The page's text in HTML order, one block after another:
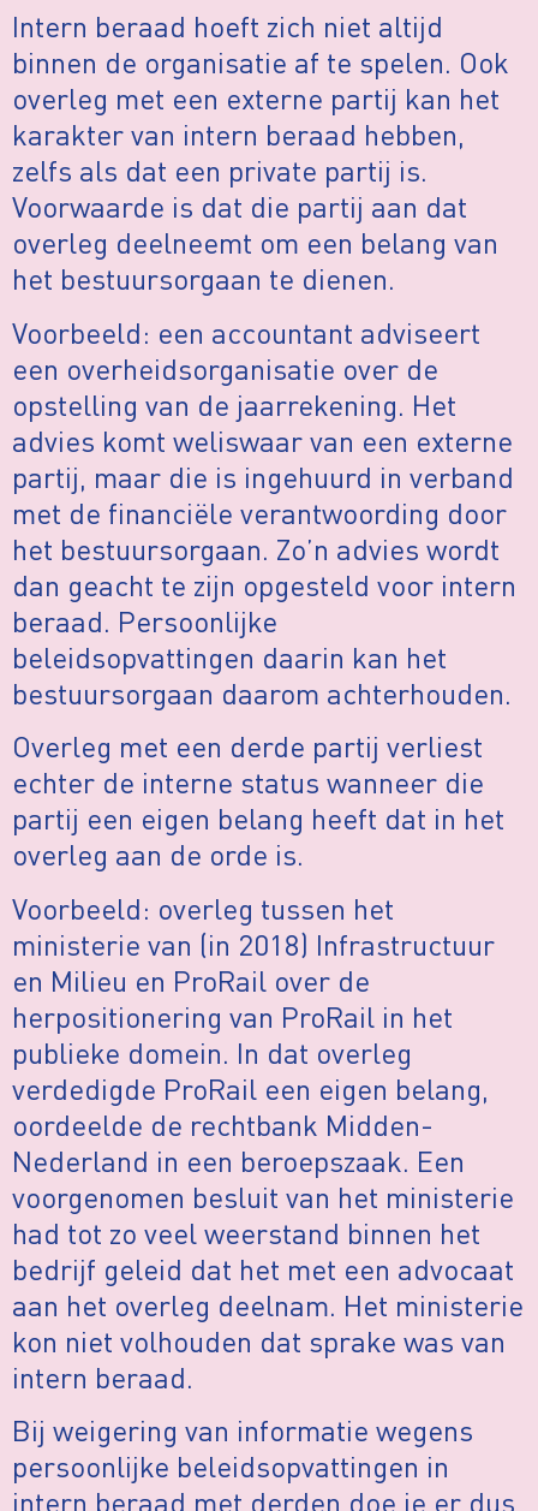
Intern beraad hoeft zich niet altijd
binnen de organisatie af te spelen. Ook
overleg met een externe partij kan het
karakter van intern beraad hebben,
zelfs als dat een private partij is.
Voorwaarde is dat die partij aan dat
overleg deelneemt om een belang van
het bestuursorgaan te dienen.
Voorbeeld: een accountant adviseert
een overheidsorganisatie over de
opstelling van de jaarrekening. Het
advies komt weliswaar van een externe
partij, maar die is ingehuurd in verband
met de financiële verantwoording door
het bestuursorgaan. Zo’n advies wordt
dan geacht te zijn opgesteld voor intern
beraad. Persoonlijke
beleidsopvattingen daarin kan het
bestuursorgaan daarom achterhouden.
Overleg met een derde partij verliest
echter de interne status wanneer die
partij een eigen belang heeft dat in het
overleg aan de orde is.
Voorbeeld: overleg tussen het
ministerie van (in 2018) Infrastructuur
en Milieu en ProRail over de
herpositionering van ProRail in het
publieke domein. In dat overleg
verdedigde ProRail een eigen belang,
oordeelde de rechtbank Midden-
Nederland in een beroepszaak. Een
voorgenomen besluit van het ministerie
had tot zo veel weerstand binnen het
bedrijf geleid dat het met een advocaat
aan het overleg deelnam. Het ministerie
kon niet volhouden dat sprake was van
intern beraad.
Bij weigering van informatie wegens
persoonlijke beleidsopvattingen in
intern beraad met derden doe je er dus